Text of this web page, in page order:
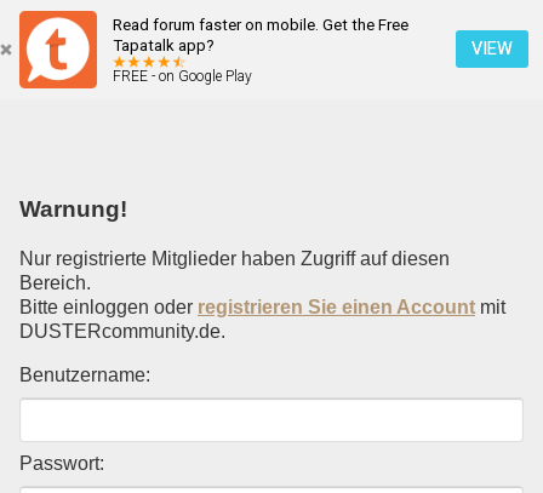
Read forum faster on mobile. Get the Free
Tapatalk app?
FREE - on Google Play
VIEW
Einloggen
Warnung!
Nur registrierte Mitglieder haben Zugriff auf diesen
Bereich.
Bitte einloggen oder registrieren Sie einen Account mit
DUSTERcommunity.de.
Benutzername:
Passwort: